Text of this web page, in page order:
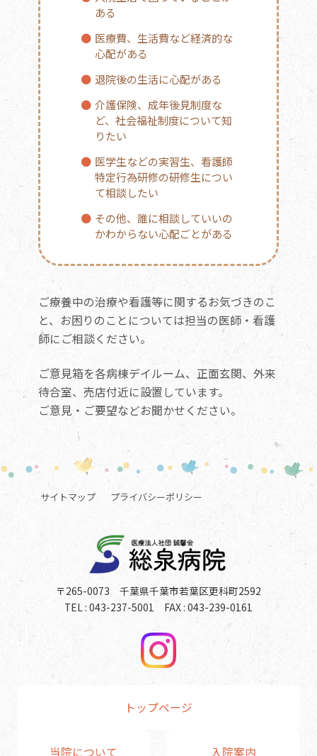
ある
● 医療費、生活費など経済的な
心配がある
● 退院後の生活に心配がある
● 介護保険、成年後見制度な
ど、社会福祉制度について知
りたい
● 医学生などの実習生、看護師
特定行為研修の研修生につい
て相談したい
● その他、誰に相談していいの
かわからない心配ごとがある
ご療養中の治療や看護等に関するお気づきのこ
と、お困りのことについては担当の医師・看護
師にご相談ください。
ご意見箱を各病棟デイルーム、正面玄関、外来
待合室、売店付近に設置しています。
ご意見・ご要望などお聞かせください。
サイトマップ プライバシーポリシー
〒265-0073 千葉県千葉市若葉区更科町2592
TEL : 043-237-5001 FAX : 043-239-0161
トップページ
当院について 入院案内